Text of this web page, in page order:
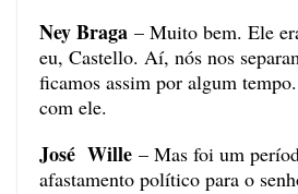
Ney Braga – Muito bem. Ele
eu, Castello. Aí, nós nos
ficamos assim por algum
com ele.
José Wille – Mas foi um
afastamento político para o